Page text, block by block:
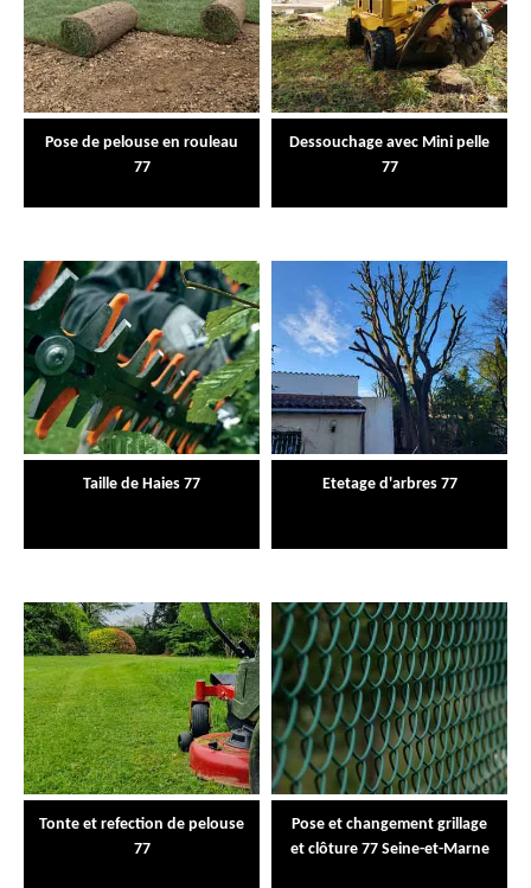
Pose de pelouse en rouleau
77
Dessouchage avec Mini pelle
77
Taille de Haies 77 Etetage d'arbres 77
Tonte et refection de pelouse
77
Pose et changement grillage
et clôture 77 Seine-et-Marne